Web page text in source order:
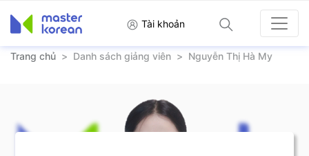
Tài khoản
Trang chủ > Danh sách giảng viên > Nguyễn Thị Hà My